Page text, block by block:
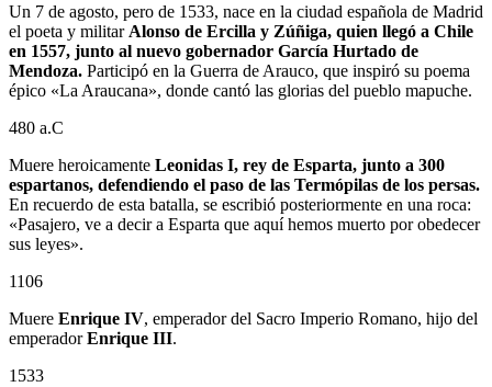
Un 7 de agosto, pero de 1533, nace en la ciudad española de Madrid
el poeta y militar Alonso de Ercilla y Zúñiga, quien llegó a Chile
en 1557, junto al nuevo gobernador García Hurtado de
Mendoza. Participó en la Guerra de Arauco, que inspiró su poema
épico «La Araucana», donde cantó las glorias del pueblo mapuche.
480 a.C
Muere heroicamente Leonidas I, rey de Esparta, junto a 300
espartanos, defendiendo el paso de las Termópilas de los persas.
En recuerdo de esta batalla, se escribió posteriormente en una roca:
«Pasajero, ve a decir a Esparta que aquí hemos muerto por obedecer
sus leyes».
1106
Muere Enrique IV, emperador del Sacro Imperio Romano, hijo del
emperadorEnrique III.
1533